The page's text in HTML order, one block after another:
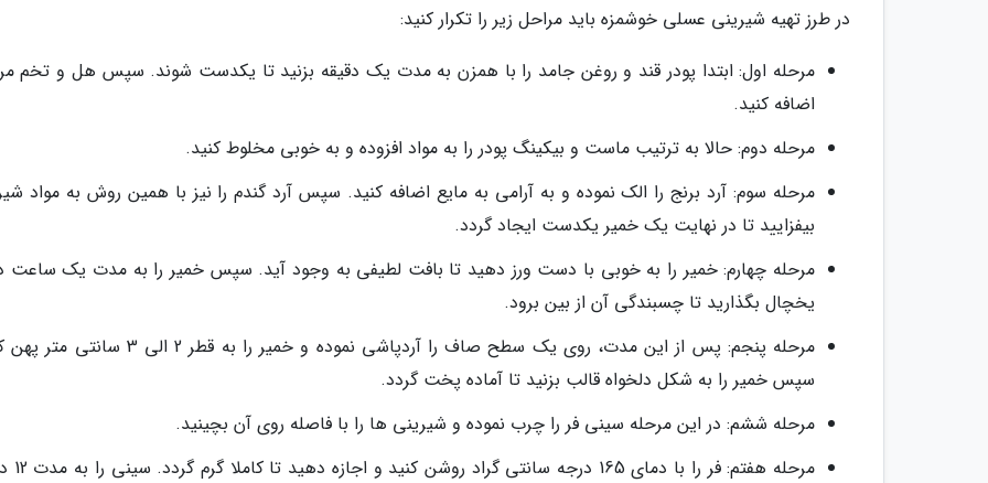
در طرز تهیه شیرینی عسلی خوشمزه باید مراحل زیر را تکرار کنید:
مرحله اول: ابتدا پودر قند و روغن جامد را با همزن به مدت یک دقیقه بزنید تا یکدست شوند. سپس هل و تخم
اضافه کنید.
مرحله دوم: حالا به ترتیب ماست و بیکینگ پودر را به مواد افزوده و به خوبی مخلوط کنید.
مرحله سوم: آرد برنج را الک نموده و به آرامی به مایع اضافه کنید. سپس آرد گندم را نیز با همین روش به مواد
بیفزایید تا در نهایت یک خمیر یکدست ایجاد گردد.
مرحله چهارم: خمیر را به خوبی با دست ورز دهید تا بافت لطیفی به وجود آید. سپس خمیر را به مدت یک ساعت
یخچال بگذارید تا چسبندگی آن از بین برود.
مرحله پنجم: پس از این مدت، روی یک سطح صاف را آردپاشی نموده و خمیر را به قطر 2
سپس خمیر را به شکل دلخواه قالب بزنید تا آماده پخت گردد.
مرحله ششم: در این مرحله سینی فر را چرب نموده و شیرینی ها را با فاصله روی آن بچینید.
مرحله هفتم: